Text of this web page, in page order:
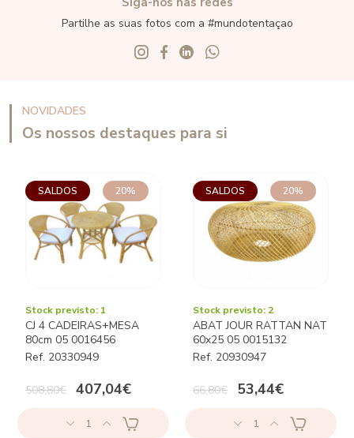
Partilhe as suas fotos com a #mundotentaçao
NOVIDADES
Os nossos destaques para si
SALDOS 20%
Stock previsto: 1
CJ 4 CADEIRAS+MESA
80cm 05 0016456
Ref. 20330949
508,80€ 407,04€
1
SALDOS 20%
Stock previsto: 2
ABAT JOUR RATTAN NAT
60x25 05 0015132
Ref. 20930947
66,80€ 53,44€
1